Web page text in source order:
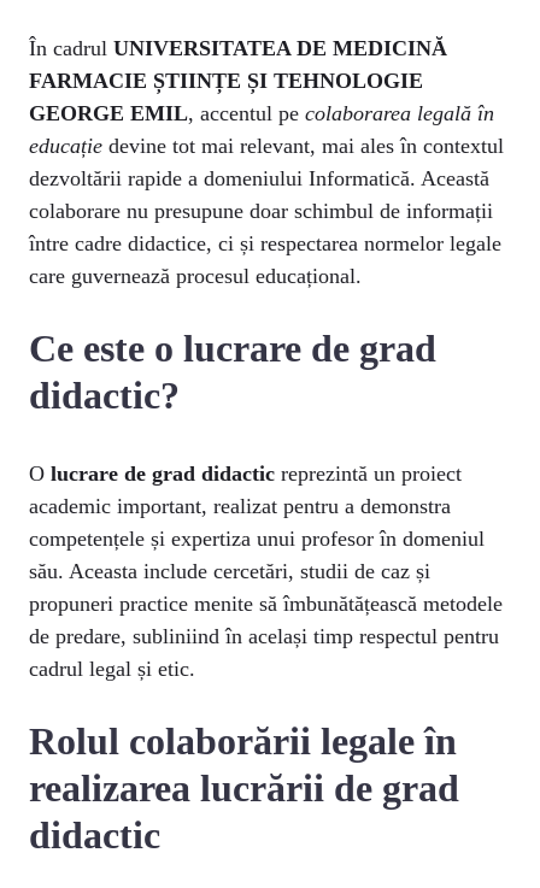
În cadrul UNIVERSITATEA DE MEDICINĂ
FARMACIE ȘTIINȚE ȘI TEHNOLOGIE
GEORGE EMIL, accentul pe colaborarea legală în
educație devine tot mai relevant, mai ales în contextul
dezvoltării rapide a domeniului Informatică. Această
colaborare nu presupune doar schimbul de informații
între cadre didactice, ci și respectarea normelor legale
care guvernează procesul educațional.
Ce este o lucrare de grad
didactic?
O lucrare de grad didactic reprezintă un proiect
academic important, realizat pentru a demonstra
competențele și expertiza unui profesor în domeniul
său. Aceasta include cercetări, studii de caz și
propuneri practice menite să îmbunătățească metodele
de predare, subliniind în același timp respectul pentru
cadrul legal și etic.
Rolul colaborării legale în
realizarea lucrării de grad
didactic